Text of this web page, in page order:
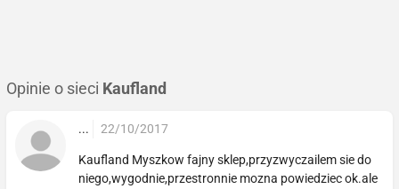
Opinie o sieci Kaufland
... 22/10/2017
Kaufland Myszkow fajny sklep,przyzwyczailem sie do
niego,wygodnie,przestronnie mozna powiedziec ok.ale